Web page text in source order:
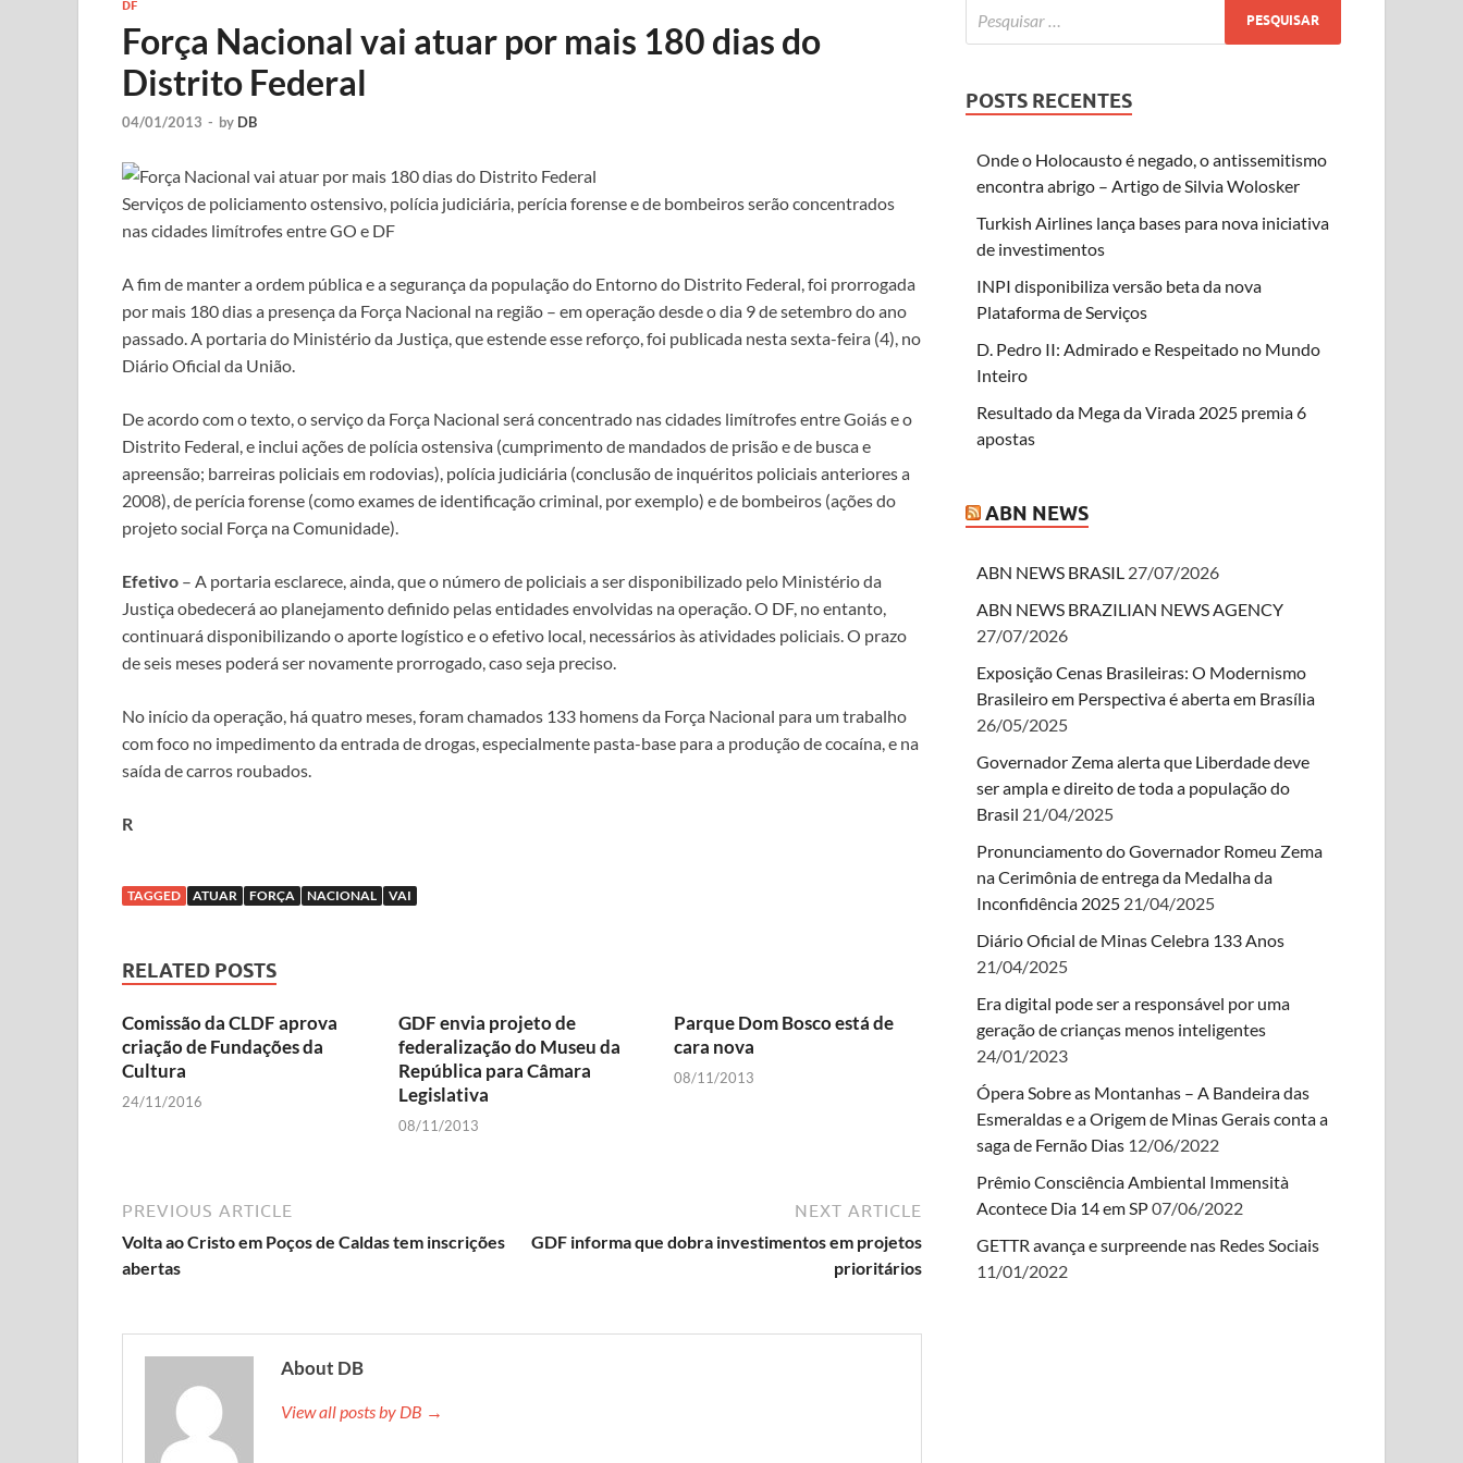
DF
Força Nacional vai atuar por mais 180 dias do
Distrito Federal
04/01/2013 - by DB
Serviços de policiamento ostensivo, polícia judiciária, perícia forense e de bombeiros serão concentrados
nas cidades limítrofes entre GO e DF
A fim de manter a ordem pública e a segurança da população do Entorno do Distrito Federal, foi prorrogada
por mais 180 dias a presença da Força Nacional na região – em operação desde o dia 9 de setembro do ano
passado. A portaria do Ministério da Justiça, que estende esse reforço, foi publicada nesta sexta-feira (4), no
Diário Oficial da União.
De acordo com o texto, o serviço da Força Nacional será concentrado nas cidades limítrofes entre Goiás e o
Distrito Federal, e inclui ações de polícia ostensiva (cumprimento de mandados de prisão e de busca e
apreensão; barreiras policiais em rodovias), polícia judiciária (conclusão de inquéritos policiais anteriores a
2008), de perícia forense (como exames de identificação criminal, por exemplo) e de bombeiros (ações do
projeto social Força na Comunidade).
Efetivo – A portaria esclarece, ainda, que o número de policiais a ser disponibilizado pelo Ministério da
Justiça obedecerá ao planejamento definido pelas entidades envolvidas na operação. O DF, no entanto,
continuará disponibilizando o aporte logístico e o efetivo local, necessários às atividades policiais. O prazo
de seis meses poderá ser novamente prorrogado, caso seja preciso.
No início da operação, há quatro meses, foram chamados 133 homens da Força Nacional para um trabalho
com foco no impedimento da entrada de drogas, especialmente pasta-base para a produção de cocaína, e na
saída de carros roubados.
R
TAGGED ATUAR FORÇA NACIONAL VAI
RELATED POSTS
Comissão da CLDF aprova
criação de Fundações da
Cultura
24/11/2016
GDF envia projeto de
federalização do Museu da
República para Câmara
Legislativa
08/11/2013
Parque Dom Bosco está de
cara nova
08/11/2013
PREVIOUS ARTICLE
Volta ao Cristo em Poços de Caldas tem inscrições
abertas
NEXT ARTICLE
GDF informa que dobra investimentos em projetos
prioritários
About DB
View all posts by DB →
POSTS RECENTES
Onde o Holocausto é negado, o antissemitismo
encontra abrigo – Artigo de Silvia Wolosker
Turkish Airlines lança bases para nova iniciativa
de investimentos
INPI disponibiliza versão beta da nova
Plataforma de Serviços
D. Pedro II: Admirado e Respeitado no Mundo
Inteiro
Resultado da Mega da Virada 2025 premia 6
apostas
ABN NEWS
ABN NEWS BRASIL 27/07/2026
ABN NEWS BRAZILIAN NEWS AGENCY
27/07/2026
Exposição Cenas Brasileiras: O Modernismo
Brasileiro em Perspectiva é aberta em Brasília
26/05/2025
Governador Zema alerta que Liberdade deve
ser ampla e direito de toda a população do
Brasil 21/04/2025
Pronunciamento do Governador Romeu Zema
na Cerimônia de entrega da Medalha da
Inconfidência 2025 21/04/2025
Diário Oficial de Minas Celebra 133 Anos
21/04/2025
Era digital pode ser a responsável por uma
geração de crianças menos inteligentes
24/01/2023
Ópera Sobre as Montanhas – A Bandeira das
Esmeraldas e a Origem de Minas Gerais conta a
saga de Fernão Dias 12/06/2022
Prêmio Consciência Ambiental Immensità
Acontece Dia 14 em SP07/06/2022
GETTR avança e surpreende nas Redes Sociais
11/01/2022